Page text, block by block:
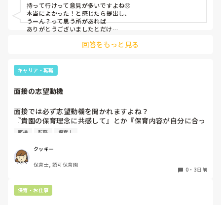
持って行けって意見が多いですよね🥺
本当によかった！と感じたら提出し、
うーん？って思う所があれば
ありがとうございましたとだけ
回答をもっと見る
キャリア・転職
面接の志望動機
面接では必ず志望動機を聞かれますよね？
『貴園の保育理念に共感して』とか『保育内容が自分に合っ
てると思いました』等々が多いかと思いますが、実際はどう
私自身、園の雰囲気とか園の規模、保育内容は勘案しますが
正直なところ、家から通いやすいか、給与はどうか…という
ところに重きを置いています
皆さんは、志望動機をどのように答えていますか？また、本
音はどうですか？
面接 転職 保育士
クッキー
保育士, 認可保育園
0 ・ 3日前
保育・お仕事